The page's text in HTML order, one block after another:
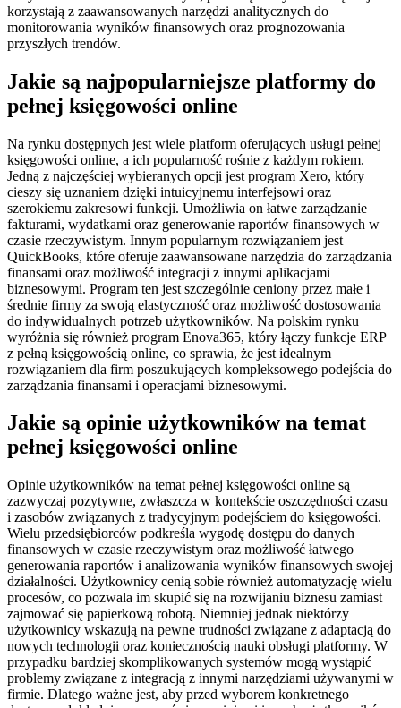
korzystają z zaawansowanych narzędzi analitycznych do
monitorowania wyników finansowych oraz prognozowania
przyszłych trendów.
Jakie są najpopularniejsze platformy do
pełnej księgowości online
Na rynku dostępnych jest wiele platform oferujących usługi pełnej
księgowości online, a ich popularność rośnie z każdym rokiem.
Jedną z najczęściej wybieranych opcji jest program Xero, który
cieszy się uznaniem dzięki intuicyjnemu interfejsowi oraz
szerokiemu zakresowi funkcji. Umożliwia on łatwe zarządzanie
fakturami, wydatkami oraz generowanie raportów finansowych w
czasie rzeczywistym. Innym popularnym rozwiązaniem jest
QuickBooks, które oferuje zaawansowane narzędzia do zarządzania
finansami oraz możliwość integracji z innymi aplikacjami
biznesowymi. Program ten jest szczególnie ceniony przez małe i
średnie firmy za swoją elastyczność oraz możliwość dostosowania
do indywidualnych potrzeb użytkowników. Na polskim rynku
wyróżnia się również program Enova365, który łączy funkcje ERP
z pełną księgowością online, co sprawia, że jest idealnym
rozwiązaniem dla firm poszukujących kompleksowego podejścia do
zarządzania finansami i operacjami biznesowymi.
Jakie są opinie użytkowników na temat
pełnej księgowości online
Opinie użytkowników na temat pełnej księgowości online są
zazwyczaj pozytywne, zwłaszcza w kontekście oszczędności czasu
i zasobów związanych z tradycyjnym podejściem do księgowości.
Wielu przedsiębiorców podkreśla wygodę dostępu do danych
finansowych w czasie rzeczywistym oraz możliwość łatwego
generowania raportów i analizowania wyników finansowych swojej
działalności. Użytkownicy cenią sobie również automatyzację wielu
procesów, co pozwala im skupić się na rozwijaniu biznesu zamiast
zajmować się papierkową robotą. Niemniej jednak niektórzy
użytkownicy wskazują na pewne trudności związane z adaptacją do
nowych technologii oraz koniecznością nauki obsługi platformy. W
przypadku bardziej skomplikowanych systemów mogą wystąpić
problemy związane z integracją z innymi narzędziami używanymi w
firmie. Dlatego ważne jest, aby przed wyborem konkretnego